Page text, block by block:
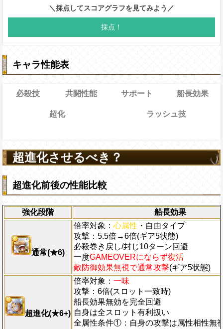
キャラ性能表
必殺技
通常時
防御力・通常攻撃以外のダメージを1に
て敵1体に2000000のダメージを与え、1
かつ自由タイプキャラの通常攻撃による
性の影響を2.75倍にし、一味の[お邪魔]
ットを[心]スロットに変換、必殺発動時
心属性かつ自由タイプ
の影響を3.25倍、
心属性と自由タイプキ
影響を2.75倍にし、敵にかかっている全
上限突破
共闘性能
ターン数：10
全ての防御効果・防御力・通常攻撃以
外のダメージを1にする効果を無視し
プレイヤーの一味の属性スロットを自
属性スロットに変換し、一味の必殺タ
ーンを2短縮する
サポート
の15%をサポート対象の基礎攻撃力に上
対象
プキャラ
船長効果
は状態によって別の効果を発揮します
味の体力が0になった時、一度だけ
らず復活し、ギア5状態になる。
ラの体力を1.2倍、攻撃を約5.5倍、
ャラ以外の攻撃を4.5倍、受けるダメー
一味の[心][肉]スロット出現率が上昇、
有利スロット扱い、PERFECTでも[肉]
は必殺ターン巻き戻し・封じ状態を10タ
を無視して通常攻撃を与えられるが一
心属性
と自由タイプキャラの体
と自由タイプキャラ以外の
終了時一味の体力が10%減少し、一味
[心][肉]スロットも有利
でも
を獲得でき、一味は必
・封じ状態を10ターン回復する】
超化
[心][肉]スロットによる攻撃の倍率をス
通常時1.0倍、不利時0.5倍にし(本来の
、自分はギア5状態(この効果は敵や味方
受けない)になり、自由タイプを超自由
化させ、心属性を超心属性に属性超化さ
発動条件
、ウソップ、サンジ、チョッパー、ロビ
ブルック、ジンベエ、ヤマト、ロー、キ
ら3人以上いる時(サポートキャラを除
は1人とカウントする
ラッシュ技
し、連続で攻撃をすることができ、連続
ェインが上昇し、最終攻撃時に自分の攻
大でチェイン係数+0.6 ラッシュ攻撃上
ギア5状態時かつ6タップ目で攻撃時
超進化させるべき？
超進化前後の性能比較
強化段階 船長効果
通常(★6)
倍率対象： 心属性 ・自由タイプ
攻撃：5.5倍→6倍(ギア5状態)
必殺巻き戻し/封じ10ターン回避
一度GAMEOVERにならず復活
敵防御効果無視で通常攻撃(ギア5状態)
超進化(★6+)
倍率対象： 一味
攻撃：6倍(スロット一致時)
船長効果無効を完全回避
自身は全スロット有利扱い
全属性条件①：自身の攻撃は属性相性無